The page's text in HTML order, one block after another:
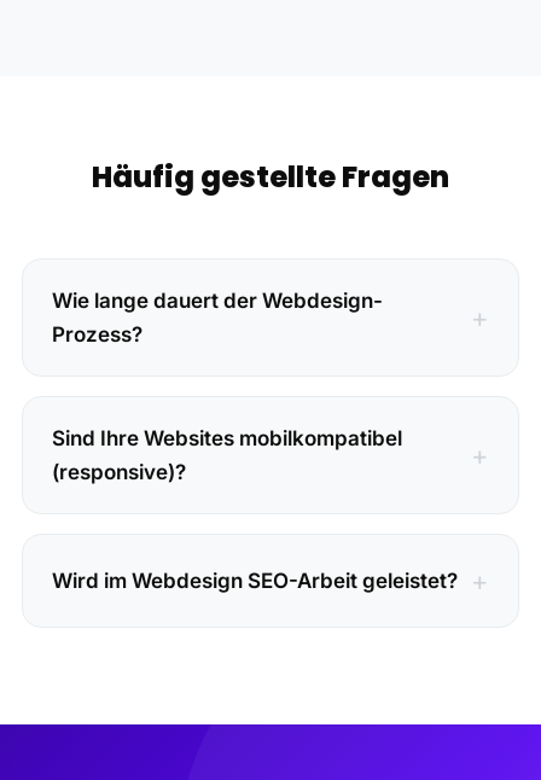
Häufig gestellte Fragen
Wie lange dauert der Webdesign-
Prozess?
Sind Ihre Websites mobilkompatibel
(responsive)?
Wird im Webdesign SEO-Arbeit geleistet?